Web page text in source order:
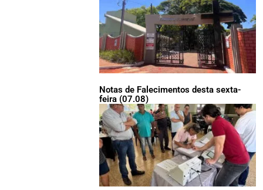
Notas de Falecimentos desta sexta-
feira (07.08)